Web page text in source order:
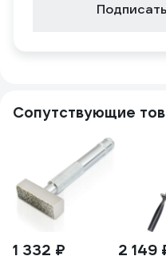
Сопутствующие
1 332 ₽ 2 149